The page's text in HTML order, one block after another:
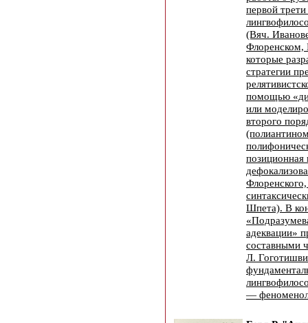
первой
(Вяч.
Флоренском,
которые
стратегии
помощью
или
второго
позиционная
Шпета). В
адеквации»
составными
Л.
—